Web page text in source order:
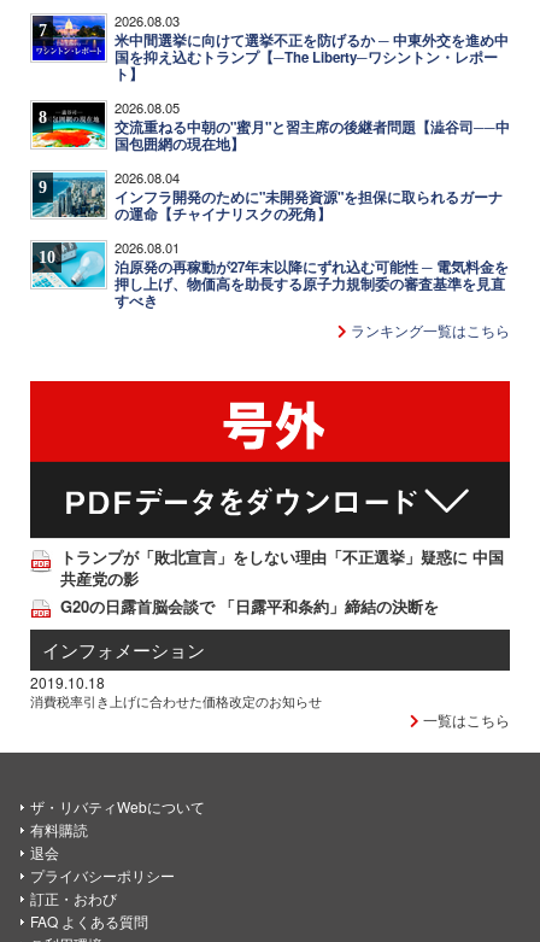
7 2026.08.03
米中間選挙に向けて選挙不正を防げるか ─ 中東外交を進め中
国を抑え込むトランプ【─The Liberty─ワシントン・レポー
ト】
8 2026.08.05
交流重ねる中朝の"蜜月"と習主席の後継者問題【澁谷司──中
国包囲網の現在地】
9 2026.08.04
インフラ開発のために"未開発資源"を担保に取られるガーナ
の運命【チャイナリスクの死角】
10 2026.08.01
泊原発の再稼動が27年末以降にずれ込む可能性 ─ 電気料金を
押し上げ、物価高を助長する原子力規制委の審査基準を見直
すべき
ランキング一覧はこちら
トランプが「敗北宣言」をしない理由「不正選挙」疑惑に 中国
共産党の影
G20の日露首脳会談で 「日露平和条約」締結の決断を
インフォメーション
2019.10.18
消費税率引き上げに合わせた価格改定のお知らせ
一覧はこちら
ザ・リバティWebについて
有料購読
退会
プライバシーポリシー
訂正・おわび
FAQ よくある質問